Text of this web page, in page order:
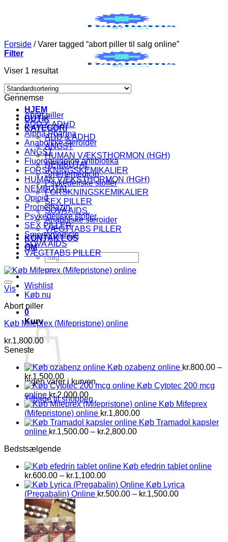
HJEM
BUTIK
KATEGORI
ADD & ADHD
ANGST
HUMAN VÆKSTHORMON (HGH)
NEMBUTAL
Smertemedicin
Psykedeliske stoffer
FORSKNINGSKEMIKALIER
SEX PILLER
SOVA AIDS
Anabolske steroider
VÆGTTABS PILLER
KONTAKT OS
OM
Søg
efter:
Wishlist
Køb nu
0
Kurv
Ingen varer i kurven.
Tilbage til shoppen
Forside /Varer tagged “abort piller til salg online”
Filter
Viser 1 resultat
Gennemse
Abort piller
ADD & ADHD
Alpha Pharma
Anabolske steroider
ANGST
Fluoroquinolon antibiotika
FORSKNINGSKEMIKALIER
HUMAN VÆKSTHORMON (HGH)
NEMBUTAL
Opioid
Promethazin
Psykedeliske stoffer
SEX PILLER
Smertemedicin
SOVA AIDS
VÆGTTABS PILLER
Vis
Abort piller
Køb Mifeprex (Mifepristone) online
kr.1,800.00
Seneste
Køb ozabenz online kr.800.00 –
kr.1,500.00Prisinterval:
kr.800.00
til
kr.1,500.00
Køb Cytotec 200 mcg
online kr.2,000.00
Køb Mifeprex
(Mifepristone) online kr.1,800.00
Køb Tramadol kapsler
online kr.1,500.00 – kr.2,800.00Prisinterval:
Bedstsælgende
Køb efedrin tablet online
kr.600.00 – kr.1,100.00Prisinterval:
kr.600.00
til
Køb Lyrica
(Pregabalin) Online kr.500.00 – kr.1,500.00Prisinterval: